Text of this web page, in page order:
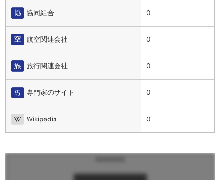
協同組合 0
航空関連会社 0
旅行関連会社 0
専門家のサイト 0
Wikipedia 0